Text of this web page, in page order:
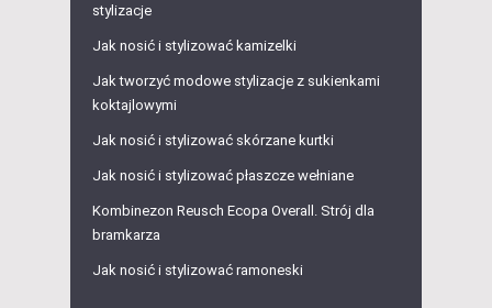
stylizacje
Jak nosić i stylizować kamizelki
Jak tworzyć modowe stylizacje z sukienkami
koktajlowymi
Jak nosić i stylizować skórzane kurtki
Jak nosić i stylizować płaszcze wełniane
Kombinezon Reusch Ecopa Overall. Strój dla
bramkarza
Jak nosić i stylizować ramoneski